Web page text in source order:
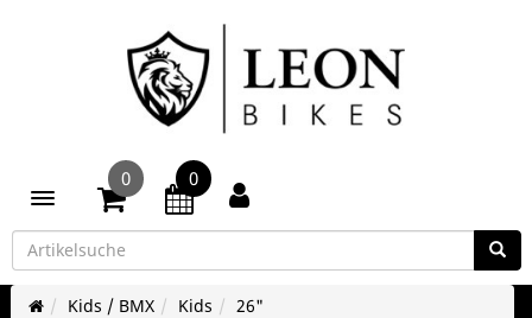
Toggle navigation
0 0
Kids / BMX Kids 26"